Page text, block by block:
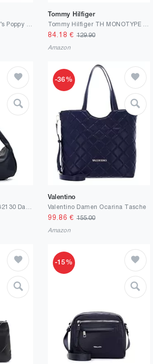
Tommy Hilfiger
84.18 € 129.90
Amazon
-36%
Valentino
Valentino Damen Ocarina Tasche
99.86 € 155.00
Amazon
-15%